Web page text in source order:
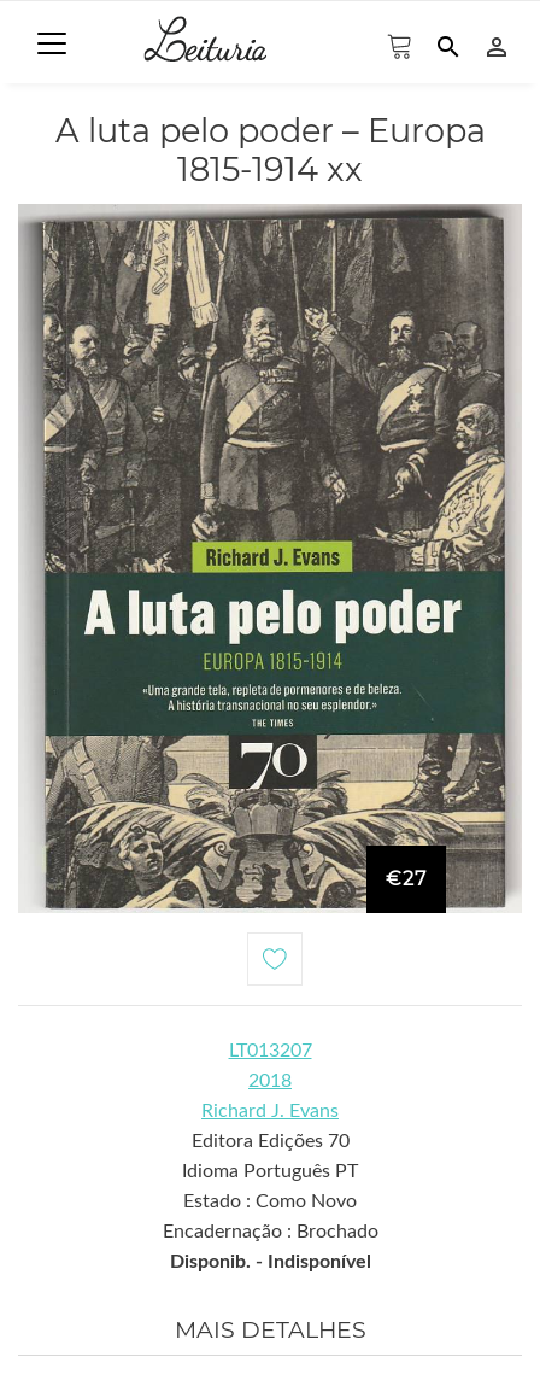
search person_outline
A luta pelo poder – Europa
1815-1914 xx
€27
LT013207
2018
Richard J. Evans
Editora Edições 70
Idioma Português PT
Estado : Como Novo
Encadernação : Brochado
Disponib. -
Indisponível
MAIS DETALHES